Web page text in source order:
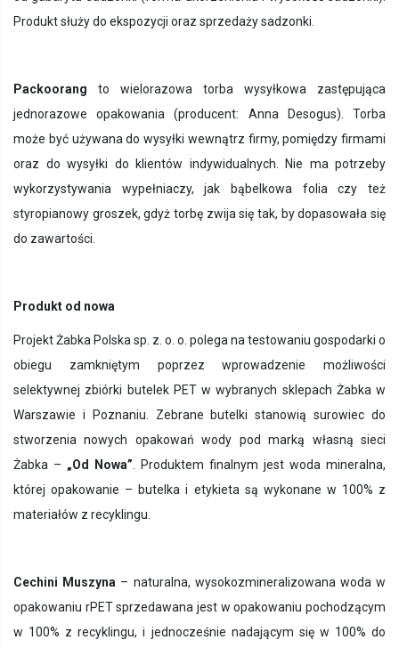
Produkt służy do ekspozycji oraz sprzedaży sadzonki.
Packoorang to wielorazowa torba wysyłkowa zastępująca
jednorazowe opakowania (producent: Anna Desogus). Torba
może być używana do wysyłki wewnątrz firmy, pomiędzy firmami
oraz do wysyłki do klientów indywidualnych. Nie ma potrzeby
wykorzystywania wypełniaczy, jak bąbelkowa folia czy też
styropianowy groszek, gdyż torbę zwija się tak, by dopasowała się
do zawartości.
Produkt od nowa
Projekt Żabka Polska sp. z. o. o. polega na testowaniu gospodarki o
obiegu zamkniętym poprzez wprowadzenie możliwości
selektywnej zbiórki butelek PET w wybranych sklepach Żabka w
Warszawie i Poznaniu. Zebrane butelki stanowią surowiec do
stworzenia nowych opakowań wody pod marką własną sieci
Żabka – „Od Nowa” . Produktem finalnym jest woda mineralna,
której opakowanie – butelka i etykieta są wykonane w 100% z
materiałów z recyklingu.
Cechini Muszyna – naturalna, wysokozmineralizowana woda w
opakowaniu rPETsprzedawana jest w opakowaniu pochodzącym
w 100% z recyklingu, i jednocześnie nadającym się w 100% do